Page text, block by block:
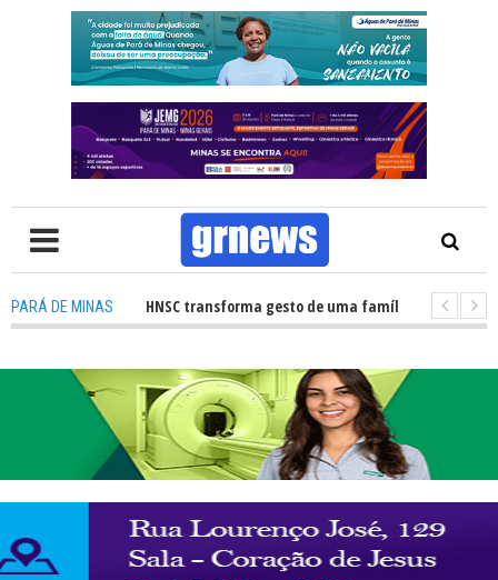
PARÁ DE MINAS
de órgãos no HNSC transforma gesto de uma família em esperança